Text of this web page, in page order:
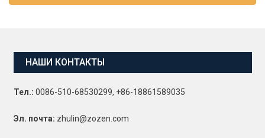
НАШИ КОНТАКТЫ
Тел.: 0086-510-68530299, +86-18861589035
Эл. почта: zhulin@zozen.com